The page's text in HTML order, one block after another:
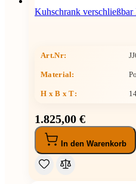
Kuhschrank verschließbar
Art.Nr:
Material:
H x B x T:
1.825,00 €
In den Warenkorb